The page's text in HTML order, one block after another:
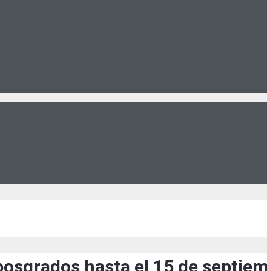
hasta el 15 de